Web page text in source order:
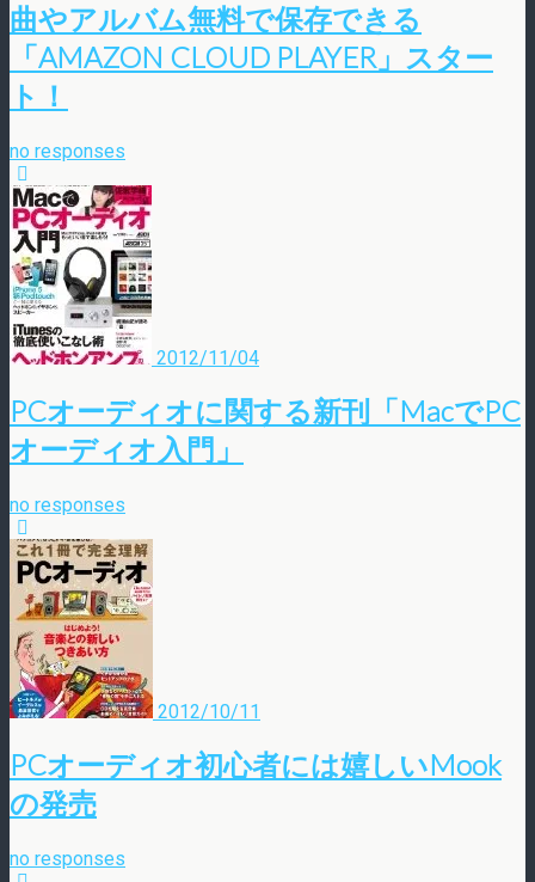
曲やアルバム無料で保存できる
「AMAZON CLOUD PLAYER」スター
ト！
no responses
2012/11/04
PCオーディオに関する新刊「MacでPC
オーディオ入門」
no responses
2012/10/11
PCオーディオ初心者には嬉しいMook
の発売
no responses